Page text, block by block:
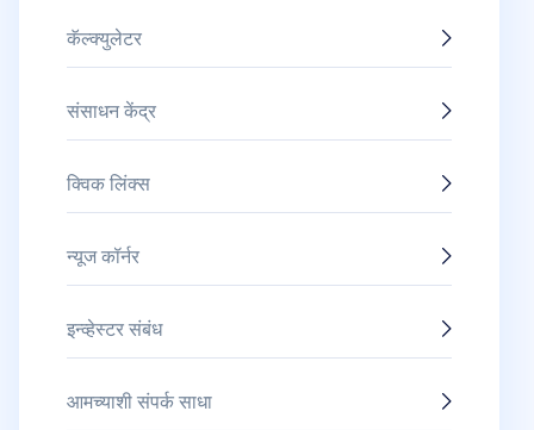
कॅल्क्युलेटर
संसाधन केंद्र
क्विक लिंक्स
न्यूज कॉर्नर
इन्व्हेस्टर संबंध
आमच्याशी संपर्क साधा